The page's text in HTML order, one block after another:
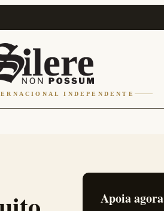
INDEPENDENTE
Apoia agora